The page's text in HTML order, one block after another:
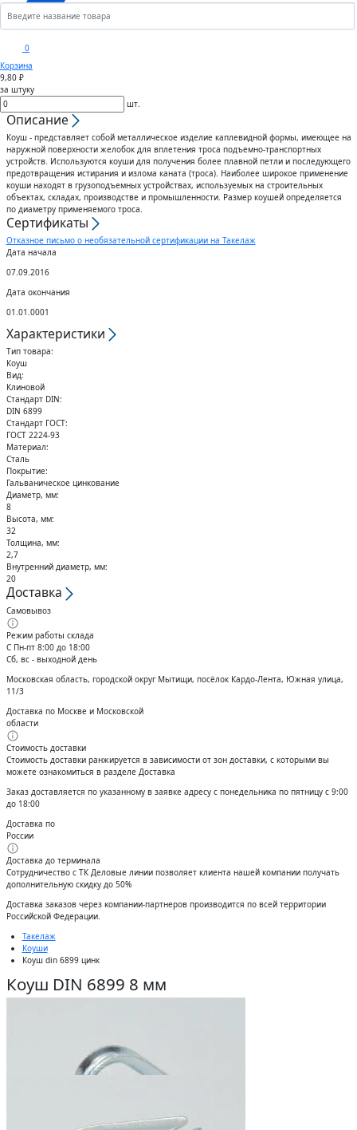
0
Корзина
Анкеры
Шплинты
Штифты
Дюбели
Шурупы
Гвозди
Спец.крепеж
Кольца стопорные
Скобы
Крюки
Вертлюги
Блоки
Сектора управления к
дроссельному клапану
Воздуховоды гибкие
Диффузоры для вентиляции
Штампованные изделия
Клапаны
Гибкие вставки
Воздухо-распределители
9,80 ₽
за штуку
шт.
Описание
Коуш - представляет собой металлическое изделие каплевидной формы, имеющее на
наружной поверхности желобок для вплетения троса подъемно-транспортных
устройств. Используются коуши для получения более плавной петли и последующего
предотвращения истирания и излома каната (троса). Наиболее широкое применение
коуши находят в грузоподъемных устройствах, используемых на строительных
объектах, складах, производстве и промышленности. Размер коушей определяется
по диаметру применяемого троса.
Сертификаты
Отказное письмо о необязательной сертификации на Такелаж
Дата начала
07.09.2016
Дата окончания
01.01.0001
Характеристики
Тип товара:
Коуш
Вид:
Клиновой
Стандарт DIN:
DIN 6899
Стандарт ГОСТ:
ГОСТ 2224-93
Материал:
Сталь
Покрытие:
Гальваническое цинкование
Диаметр, мм:
8
Высота, мм:
32
Толщина, мм:
2,7
Внутренний диаметр, мм:
20
Доставка
Самовывоз
Режим работы склада
С Пн-пт 8:00 до 18:00
Сб, вс - выходной день
Московская область, городской округ Мытищи, посёлок Кардо-Лента, Южная улица,
11/3
Доставка по Москве и Московской
области
Стоимость доставки
Стоимость доставки ранжируется в зависимости от зон доставки, с которыми вы
можете ознакомиться в разделе Доставка
Заказ доставляется по указанному в заявке адресу с понедельника по пятницу с 9:00
до 18:00
Доставка по
России
Доставка до терминала
Сотрудничество с ТК Деловые линии позволяет клиента нашей компании получать
дополнительную скидку до 50%
Доставĸа заĸазов через ĸомпании-партнеров производится по всей территории
Российсĸой Федерации.
Такелаж
Коуши
Коуш din 6899 цинк
Коуш DIN 6899 8 мм